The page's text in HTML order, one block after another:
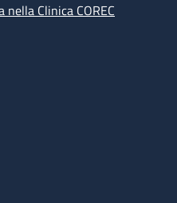
nella Clinica COREC